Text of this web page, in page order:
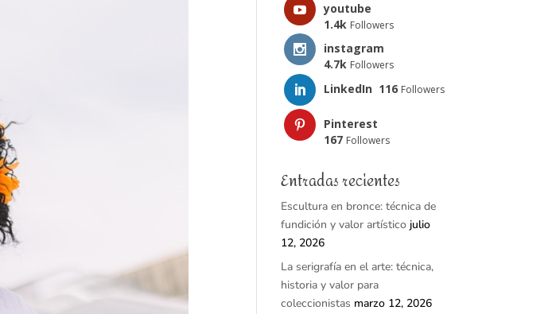
youtube
1.4k Followers
instagram
4.7k Followers
LinkedIn 116 Followers
Pinterest
167 Followers
Entradas recientes
Escultura en bronce: técnica de
fundición y valor artístico julio
12, 2026
La serigrafía en el arte: técnica,
historia y valor para
coleccionistas marzo 12, 2026